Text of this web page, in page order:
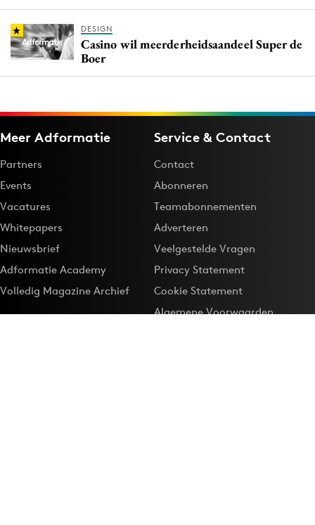
DESIGN
Casino wil meerderheidsaandeel Super de
Boer
Meer Adformatie
Partners
Events
Vacatures
Whitepapers
Nieuwsbrief
Adformatie Academy
Volledig Magazine Archief
Service & Contact
Contact
Abonneren
Teamabonnementen
Adverteren
Veelgestelde Vragen
Privacy Statement
Cookie Statement
Algemene Voorwaarden